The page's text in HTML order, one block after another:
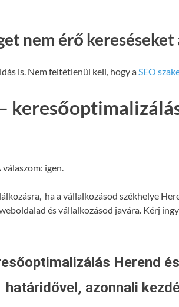
nem érő kereséseket
is. Nem feltétlenül kell, hogy aSEO
igen.
ha a vállalkozásod székhelye
és vállalkozásod javára. Kérj
Herend
határidővel, azonnali